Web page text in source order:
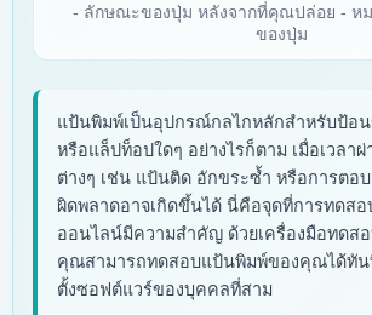
- ลักษณะของปุ่ม หลังจากที่คุณปล่อย - หม
ของปุ่ม
แป้นพิมพ์เป็นอุปกรณ์กลไกหลักสำหรับป้อน
หรือแล็ปท็อปใดๆ อย่างไรก็ตาม เมื่อเวลา
ต่างๆ เช่น แป้นติด อักขระซ้ำ หรือการตอ
ผิดพลาดอาจเกิดขึ้นได้ นี่คือจุดที่การทดส
ออนไลน์มีความสำคัญ ด้วยเครื่องมือทดสอ
คุณสามารถทดสอบแป้นพิมพ์ของคุณได้ทัน
ตั้งซอฟต์แวร์ของบุคคลที่สาม